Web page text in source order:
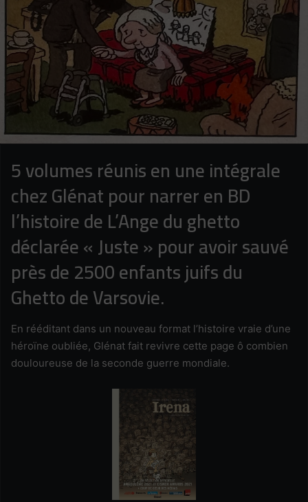
5 volumes réunis en une intégrale
chez Glénat pour narrer en BD
l’histoire de L’Ange du ghetto
déclarée « Juste » pour avoir sauvé
près de 2500 enfants juifs du
Ghetto de Varsovie.
En rééditant dans un nouveau format l’histoire vraie d’une
héroïne oubliée, Glénat fait revivre cette page ô combien
douloureuse de la seconde guerre mondiale.